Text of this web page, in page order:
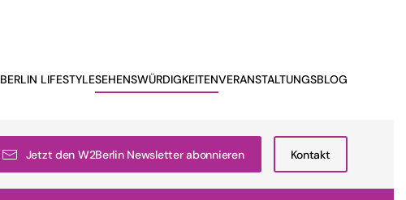
BERLIN LIFESTYLESEHENSWÜRDIGKEITENVERANSTALTUNGSBLOG
Jetzt den W2Berlin Newsletter abonnieren Kontakt